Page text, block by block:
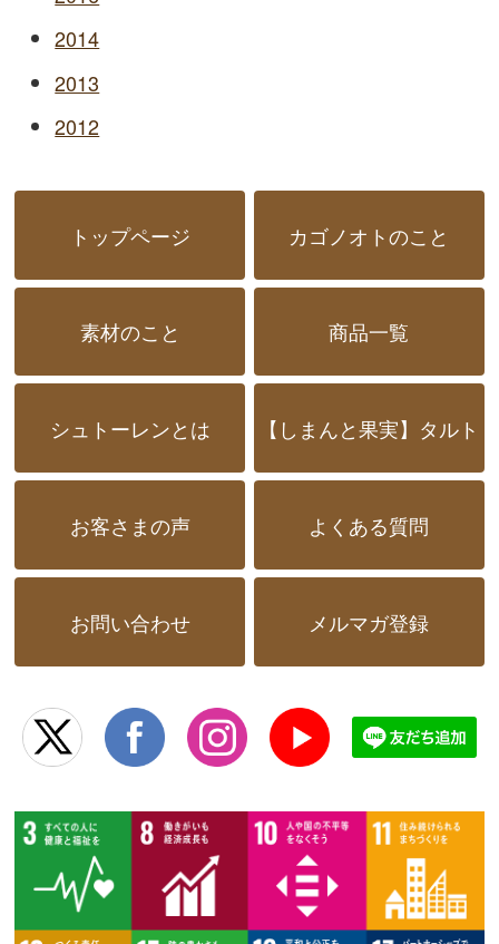
2014
2013
2012
トップページ カゴノオトのこと
素材のこと 商品一覧
シュトーレンとは 【しまんと果実】タルト
お客さまの声 よくある質問
お問い合わせ メルマガ登録